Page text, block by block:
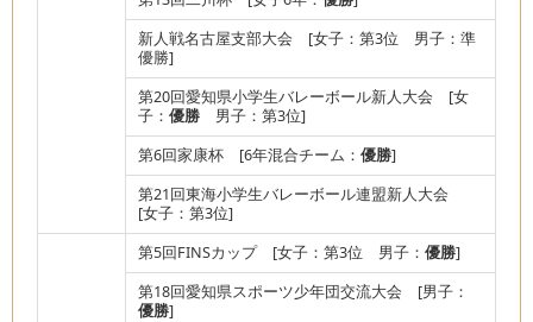
新人戦名古屋支部大会 [女子：第3位 男子：準
優勝]
第20回愛知県小学生バレーボール新人大会 [女
子： 優勝 男子：第3位]
第6回家康杯 [6年混合チーム： 優勝]
第21回東海小学生バレーボール連盟新人大会
[女子：第3位]
第5回FINSカップ [女子：第3位 男子： 優勝]
第18回愛知県スポーツ少年団交流大会 [男子：
優勝]